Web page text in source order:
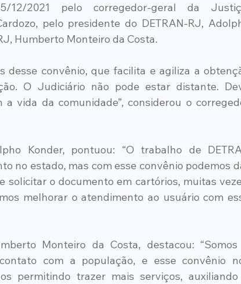
2021 pelo corregedor-geral da
pelo presidente do DETRAN-RJ,
Humberto Monteiro da Costa.
desse convênio, que facilita e agiliza a
O Judiciário não pode estar distante.
vida da comunidade”, considerou o
Konder, pontuou: “O trabalho de
no estado, mas com esse convênio podemos
solicitar o documento em cartórios, muitas
melhorar o atendimento ao usuário com
Monteiro da Costa, destacou:
com a população, e esse convênio
permitindo trazer mais serviços,